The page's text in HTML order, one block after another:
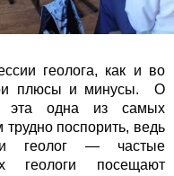
геолога, как и во
плюсы и минусы. О
эта одна из самых
поспорить, ведь
геолог — частые
геологи посещают